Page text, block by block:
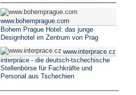
www.bohemprague.com
Bohem Prague Hotel: das junge
Designhotel im Zentrum von Prag
www.interprace.cz
interpráce - die deutsch-tschechische
Stellenbörse für Fachkräfte und
Personal aus Tschechien